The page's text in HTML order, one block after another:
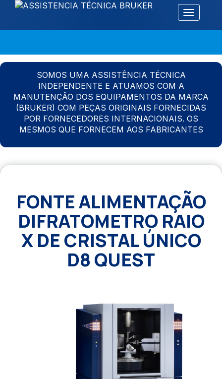
Alternar
SOMOS UMA ASSISTÊNCIA TÉCNICA
INDEPENDENTE E ATUAMOS COM A
MANUTENÇÃO DOS EQUIPAMENTOS DA MARCA
(BRUKER) COM PEÇAS ORIGINAIS FORNECIDAS
POR FORNECEDORES INTERNACIONAIS. OS
MESMOS QUE FORNECEM AOS FABRICANTES
FONTE ALIMENTAÇÃO
DIFRATOMETRO RAIO
X DE CRISTAL ÚNICO
D8 QUEST